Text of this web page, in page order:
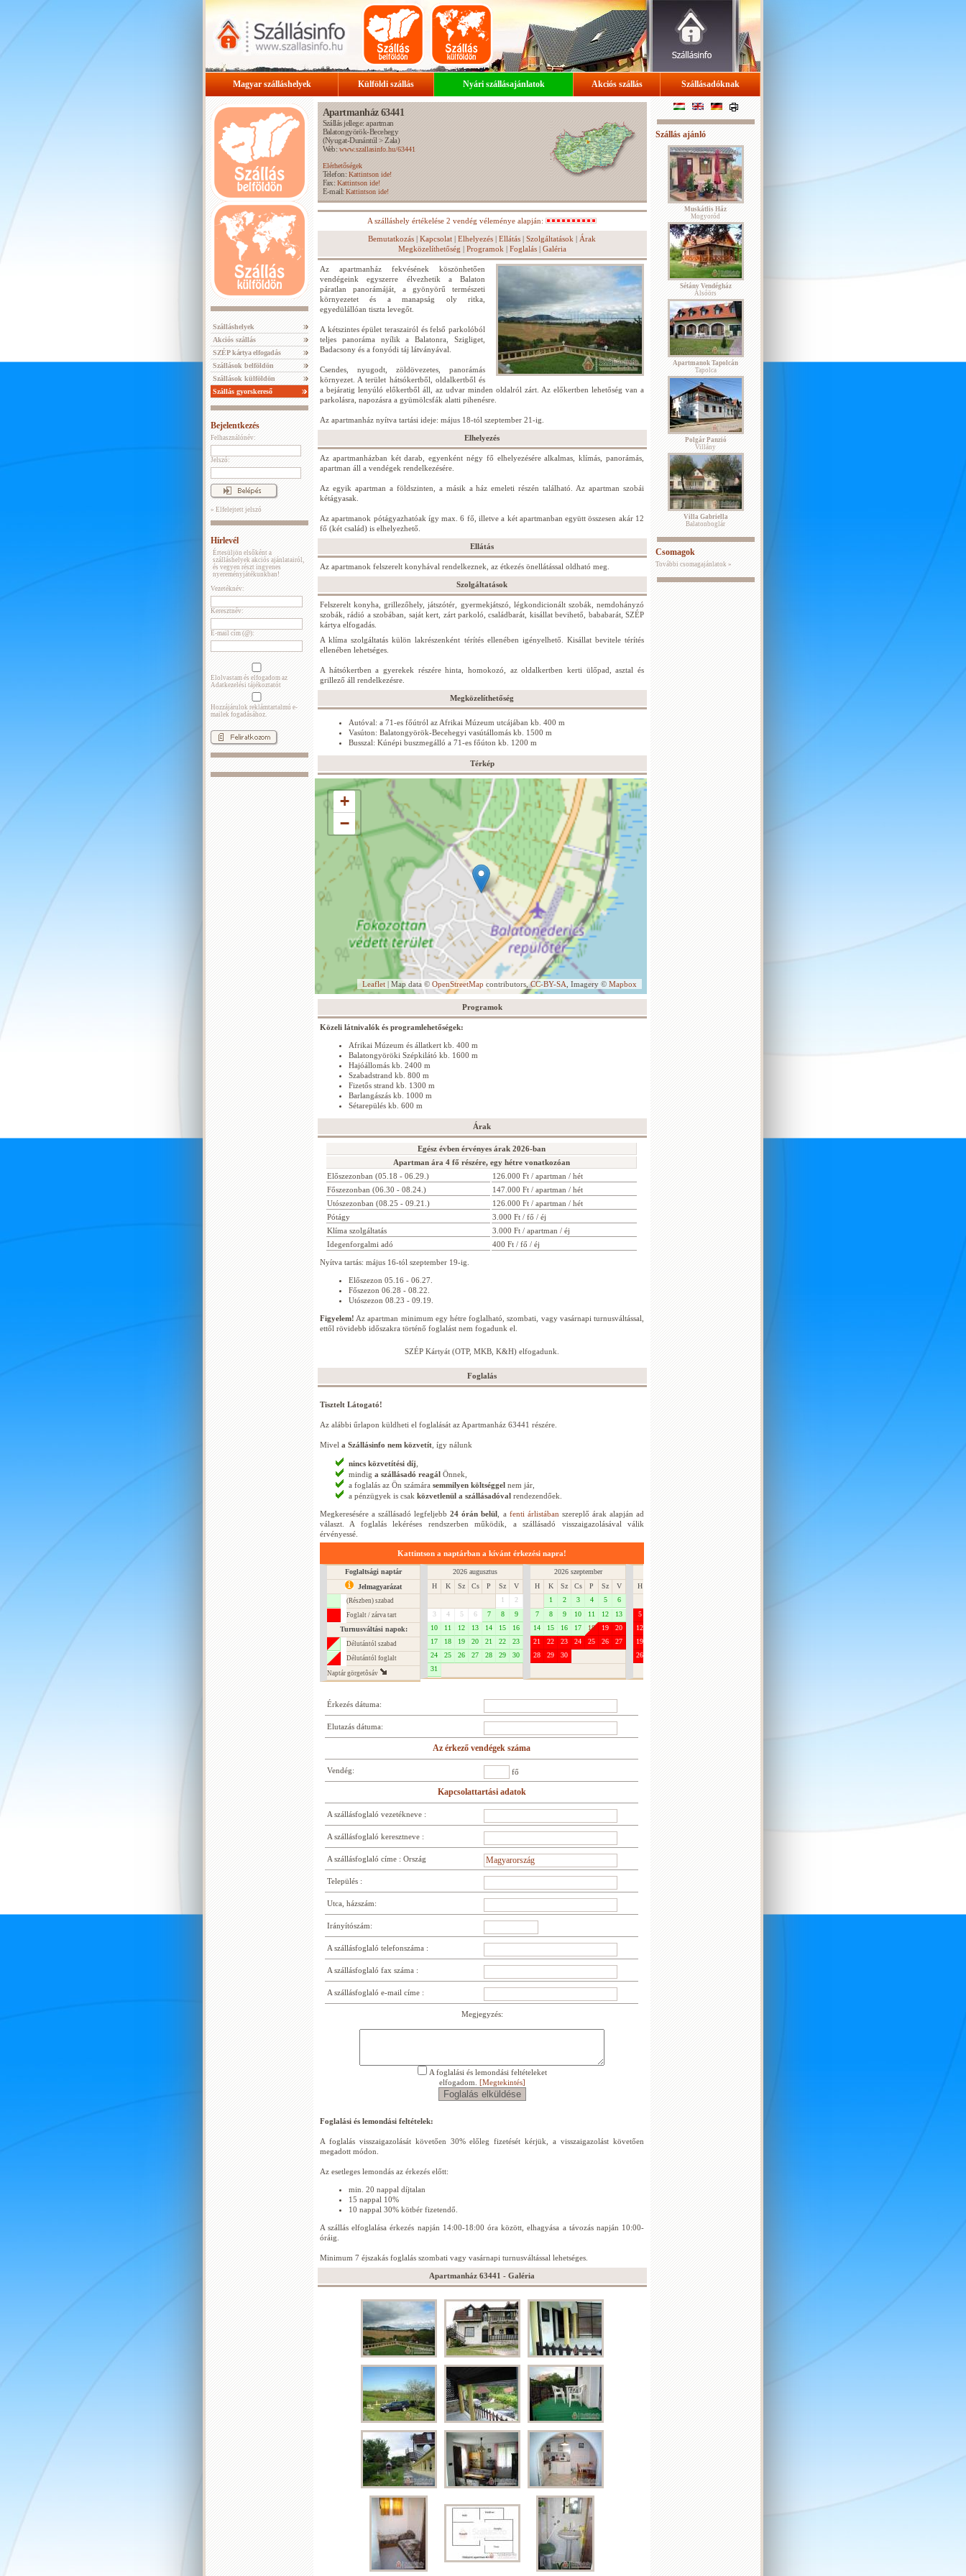
Magyar szálláshelyek Külföldi szállás Nyári szállásajánlatok Akciós szállás Szállásadóknak
Szálláshelyek
Akciós szállás
SZÉP kártya elfogadás
Szállások belföldön
Szállások külföldön
Szállás gyorskereső
Bejelentkezés
Felhasználónév:
Jelszó:
» Elfelejtett jelszó
Hírlevél
Értesüljön elsőként a
szálláshelyek akciós ajánlatairól,
és vegyen részt ingyenes
nyereményjátékunkban!
Vezetéknév:
Keresztnév:
E-mail cím (@):
Elolvastam és elfogadom az
Adatkezelési tájékoztatót
Hozzájárulok reklámtartalmú e-
mailek fogadásához.
Apartmanház 63441
Szállás jellege: apartman
Balatongyörök-Becehegy
(Nyugat-Dunántúl > Zala)
Web: www.szallasinfo.hu/63441
Elérhetőségek
Telefon: Kattintson ide!
Fax: Kattintson ide!
E-mail:Kattintson ide!
A szálláshely értékelése 2 vendég véleménye alapján:
Bemutatkozás | Kapcsolat | Elhelyezés | Ellátás | Szolgáltatások | Árak
Megközelíthetőség | Programok | Foglalás| Galéria
Az apartmanház fekvésének köszönhetően
vendégeink egyszerre élvezhetik a Balaton
páratlan panorámáját, a gyönyörű természeti
környezetet és a manapság oly ritka,
egyedülállóan tiszta levegőt.
A kétszintes épület teraszairól és felső parkolóból
teljes panoráma nyílik a Balatonra, Szigliget,
Badacsony és a fonyódi táj látványával.
Csendes, nyugodt, zöldövezetes, panorámás
környezet. A terület hátsókertből, oldalkertből és
a bejáratig lenyúló előkertből áll, az udvar minden oldalról zárt. Az előkertben lehetőség van a
parkolásra, napozásra a gyümölcsfák alatti pihenésre.
Az apartmanház nyítva tartási ideje: május 18-tól szeptember 21-ig.
Elhelyezés
Az apartmanházban két darab, egyenként négy fő elhelyezésére alkalmas, klímás, panorámás,
apartman áll a vendégek rendelkezésére.
Az egyik apartman a földszinten, a másik a ház emeleti részén található. Az apartman szobái
kétágyasak.
Az apartmanok pótágyazhatóak így max. 6 fő, illetve a két apartmanban együtt összesen akár 12
fő (két család) is elhelyezhető.
Ellátás
Az apartmanok felszerelt konyhával rendelkeznek, az étkezés önellátással oldható meg.
Szolgáltatások
Felszerelt konyha, grillezőhely, játszótér, gyermekjátszó, légkondicionált szobák, nemdohányzó
szobák, rádió a szobában, saját kert, zárt parkoló, családbarát, kisállat bevihető, bababarát, SZÉP
kártya elfogadás.
A klíma szolgáltatás külön lakrészenként térítés ellenében igényelhető. Kisállat bevitele térítés
ellenében lehetséges.
A hátsókertben a gyerekek részére hinta, homokozó, az oldalkertben kerti ülőpad, asztal és
grillező áll rendelkezésre.
Megközelíthetőség
Autóval: a 71-es főútról az Afrikai Múzeum utcájában kb. 400 m
Vasúton: Balatongyörök-Becehegyi vasútállomás kb. 1500 m
Busszal: Kúnépi buszmegálló a 71-es főúton kb. 1200 m
Térkép
+
−
Leaflet | Map data © OpenStreetMap contributors,CC-BY-SA , Imagery © Mapbox
Programok
Közeli látnivalók és programlehetőségek:
Afrikai Múzeum és állatkert kb. 400 m
Balatongyöröki Szépkilátó kb. 1600 m
Hajóállomás kb. 2400 m
Szabadstrand kb. 800 m
Fizetős strand kb. 1300 m
Barlangászás kb. 1000 m
Sétarepülés kb. 600 m
Árak
Egész évben érvényes árak 2026-ban
Apartman ára 4 fő részére, egy hétre vonatkozóan
Előszezonban (05.18 - 06.29.)
126.000 Ft / apartman / hét
Főszezonban (06.30 - 08.24.)
147.000 Ft / apartman / hét
Utószezonban (08.25 - 09.21.)
126.000 Ft / apartman / hét
Pótágy
3.000 Ft / fő / éj
Klíma szolgáltatás
3.000 Ft / apartman / éj
Idegenforgalmi adó
400 Ft / fő / éj
Nyítva tartás: május 16-tól szeptember 19-ig.
Előszezon 05.16 - 06.27.
Főszezon 06.28 - 08.22.
Utószezon 08.23 - 09.19.
Figyelem! Az apartman minimum egy hétre foglalható, szombati, vagy vasárnapi turnusváltással,
ettől rövidebb időszakra történő foglalást nem fogadunk el.
SZÉP Kártyát (OTP, MKB, K&H) elfogadunk.
Foglalás
Tisztelt Látogató!
Az alábbi űrlapon küldheti el foglalását az Apartmanház 63441 részére.
Mivel a Szállásinfo nem közvetít , így nálunk
nincs közvetítési díj
mindig a szállásadó reagál Önnek,
a foglalás az Ön számára semmilyen költséggel nem jár,
a pénzügyek is csak közvetlenül a szállásadóval rendezendőek.
Megkeresésére a szállásadó legfeljebb24 órán belül , a fenti árlistában szereplő árak alapján ad
választ. A foglalás lekéréses rendszerben működik, a szállásadó visszaigazolásával válik
érvényessé.
Kattintson a naptárban a kívánt érkezési napra!
Foglaltsági naptár
Jelmagyarázat
(Részben) szabad
Foglalt / zárva tart
Turnusváltási napok:
Délutántól szabad
Délutántól foglalt
Naptár görgetôsáv
2026 augusztus
H
K Sz Cs P Sz
V
1
2
3
4 5 6 7 8
9
10
11 12 13 14 15
16
17
18 19 20 21 22
23
24
25 26 27 28 29
30
31
2026 szeptember
H
K Sz Cs P Sz
V
1
2 3 4 5
6
7
8 9 10 11 12
13
14
15 16 17 18 19
20
21
22 23 24 25 26
27
28
29 30
H
5
12
19
26
Érkezés dátuma:
Elutazás dátuma:
Az érkező vendégek száma
Vendég: fő
Kapcsolattartási adatok
A szállásfoglaló vezetékneve :
A szállásfoglaló keresztneve :
A szállásfoglaló címe : Ország
Település :
Utca, házszám:
Irányítószám:
A szállásfoglaló telefonszáma :
A szállásfoglaló fax száma :
A szállásfoglaló e-mail címe :
Megjegyzés:
A foglalási és lemondási feltételeket
elfogadom. [Megtekintés]
Foglalási és lemondási feltételek:
A foglalás visszaigazolását követően 30% előleg fizetését kérjük, a visszaigazolást követően
megadott módon.
Az esetleges lemondás az érkezés előtt:
min. 20 nappal díjtalan
15 nappal 10%
10 nappal 30% kötbér fizetendő.
A szállás elfoglalása érkezés napján 14:00-18:00 óra között, elhagyása a távozás napján 10:00-
óráig.
Minimum 7 éjszakás foglalás szombati vagy vasárnapi turnusváltással lehetséges.
Apartmanház 63441 - Galéria
Szállás ajánló
Muskátlis Ház
Mogyoród
Sétány Vendégház
Alsóörs
Apartmanok Tapolcán
Tapolca
Polgár Panzió
Villány
Villa Gabriella
Balatonboglár
Csomagok
További csomagajánlatok »